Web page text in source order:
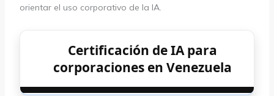
orientar el uso corporativo de la IA.
Certificación de IA para
corporaciones en Venezuela